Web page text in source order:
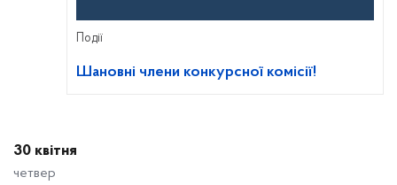
Події
Шановні члени конкурсної комісії!
30 квітня
четвер